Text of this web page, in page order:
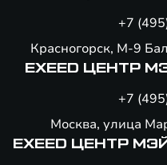
+7
Красногорск, М-9
EXEED ЦЕНТР
+7
Москва, улица
EXEED ЦЕНТР